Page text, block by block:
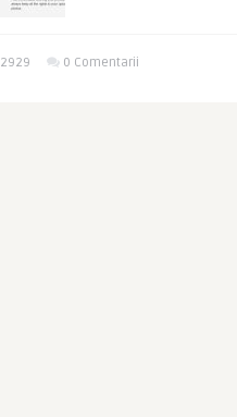
2929 0 Comentarii